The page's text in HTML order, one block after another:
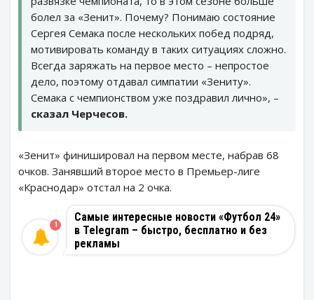
болел за «Зенит». Почему? Понимаю состояние
Сергея Семака после нескольких побед подряд,
мотивировать команду в таких ситуациях сложно.
Всегда заряжать на первое место – непростое
дело, поэтому отдавал симпатии «Зениту».
Семака с чемпионством уже поздравил лично», –
сказал Черчесов.
«Зенит» финишировал на первом месте, набрав 68
очков. Занявший второе место в Премьер-лиге
«Краснодар» отстал на 2 очка.
Самые интересные новости «Футбол 24»
в Telegram – быстро, бесплатно и без
рекламы
1